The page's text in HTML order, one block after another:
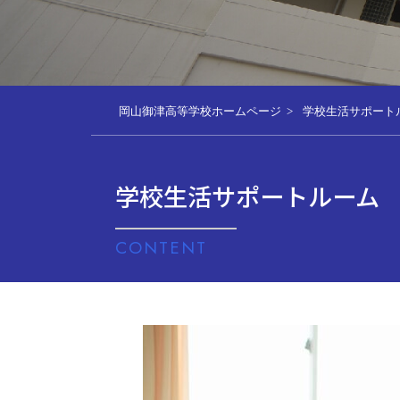
岡山御津高等学校ホームページ 学校生活サポート
学校生活サポートルーム
CONTENT